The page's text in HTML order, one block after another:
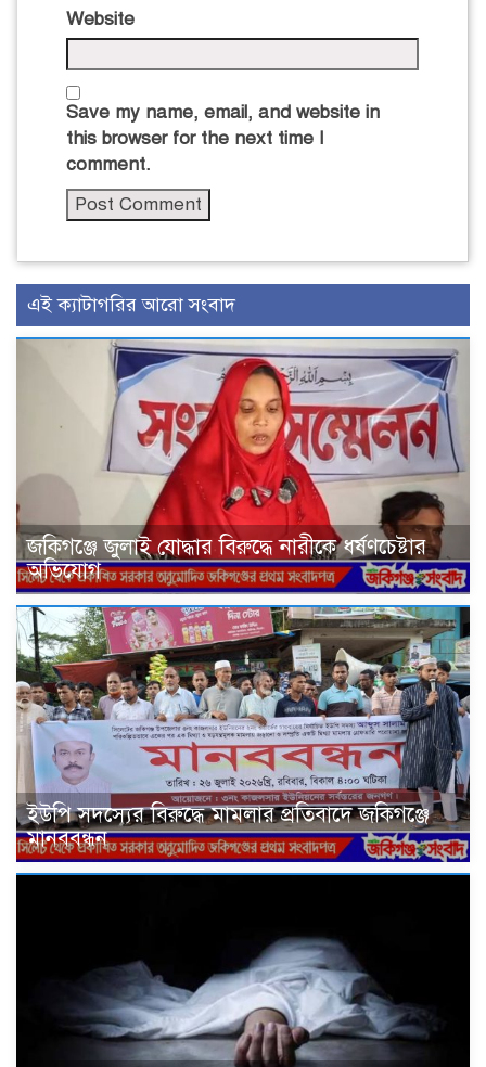
Website
Save my name, email, and website in
this browser for the next time I
comment.
এই ক্যাটাগরির আরো সংবাদ
জকিগঞ্জে জুলাই যোদ্ধার বিরুদ্ধে নারীকে ধর্ষণচেষ্টার
অভিযোগ
ইউপি সদস্যের বিরুদ্ধে মামলার প্রতিবাদে জকিগঞ্জে
মানববন্ধন